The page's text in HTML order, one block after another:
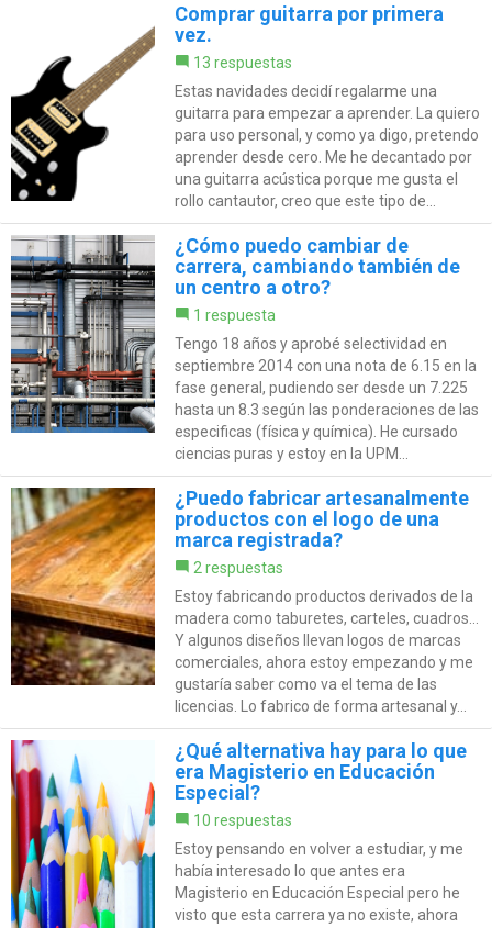
Comprar guitarra por primera
vez.
13 respuestas
Estas navidades decidí regalarme una
guitarra para empezar a aprender. La quiero
para uso personal, y como ya digo, pretendo
aprender desde cero. Me he decantado por
una guitarra acústica porque me gusta el
rollo cantautor, creo que este tipo de...
¿Cómo puedo cambiar de
carrera, cambiando también de
un centro a otro?
1 respuesta
Tengo 18 años y aprobé selectividad en
septiembre 2014 con una nota de 6.15 en la
fase general, pudiendo ser desde un 7.225
hasta un 8.3 según las ponderaciones de las
especificas (física y química). He cursado
ciencias puras y estoy en la UPM...
¿Puedo fabricar artesanalmente
productos con el logo de una
marca registrada?
2 respuestas
Estoy fabricando productos derivados de la
madera como taburetes, carteles, cuadros...
Y algunos diseños llevan logos de marcas
comerciales, ahora estoy empezando y me
gustaría saber como va el tema de las
licencias. Lo fabrico de forma artesanal y...
¿Qué alternativa hay para lo que
era Magisterio en Educación
Especial?
10 respuestas
Estoy pensando en volver a estudiar, y me
había interesado lo que antes era
Magisterio en Educación Especial pero he
visto que esta carrera ya no existe, ahora